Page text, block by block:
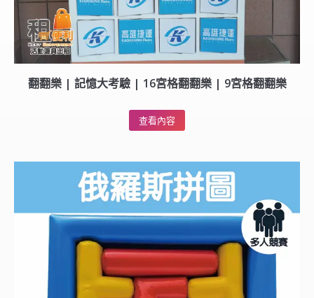
翻翻樂 | 記憶大考驗 | 16宮格翻翻樂 | 9宮格翻翻樂
查看內容